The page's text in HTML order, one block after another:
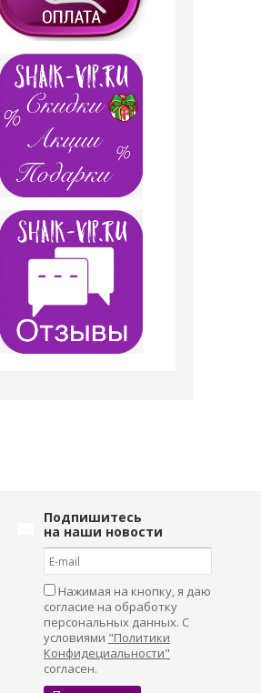
Подпишитесь
на наши новости
Нажимая на кнопку, я даю
согласие на обработку
персональных данных. С
условиями "Политики
Конфидециальности"
согласен.